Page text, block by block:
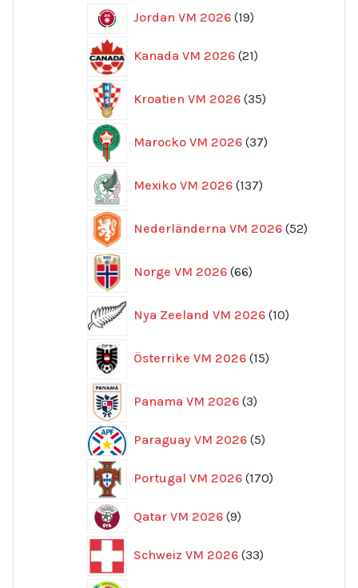
Jordan VM 2026 1919
Kanada VM 2026 21
produkter
Kroatien VM 2026 35
produkter
Marocko VM 2026 37
produkter
Mexiko VM 2026 137
produkter
Nederländerna VM 2026 52
Norge VM 2026 66
produkter
Nya Zeeland VM 2026 10
produkter
Österrike VM 2026 15
produkter
Panama VM 2026 3
produkter
Paraguay VM 2026 55
Portugal VM 2026 170
produkter
Qatar VM 2026 99
Schweiz VM 2026 33
produkter